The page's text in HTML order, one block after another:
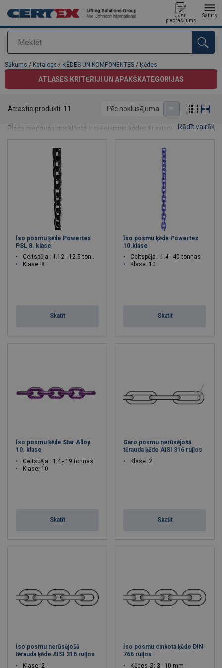
Meklēt
Jūsu
pieprasījums
Saturs
Pievienots jūsu pasūtījumam
Sākums / Katalogs / ĶĒDES UN KOMPONENTES / Ķēdes
ATLASES KRITĒRIJI UN APAKŠKATEGORIJAS
Plāša piedāvājuma klāstā ir pieejamas ķēdes kravu celšanai un
nostiprināšanai (kravas ķēdes) - rūdītas ķēdes, cinkotas ķēdes, kā
arī nerūsējošā tērauda ķēdes gan industriālam, gan privātam
pielietojumam. Ķēdes izturība ir norādīta tabulā. Celšanas ķēde -
īso posmu 8.klase, 10.klase un 12.klase. Apskatieties arī
savienojamās komponentes - gredzenus, savienojuma
gredzenus, āķus, cilpas.
Rādīt vairāk
Atrastie produkti: 11 Pēc noklusējuma
Īso posmu ķēde Powertex
PSL 8. klase
Celtspēja : 1.12 - 12.5 tonnas
Klase: 8
Skatīt
Īso posmu ķēde Powertex
10.klase
Celtspēja : 1.4 - 40 tonnas
Klase: 10
Skatīt
Īso posmu ķēde Star Alloy
10. klase
Celtspēja : 1.4 - 19 tonnas
Klase: 10
Skatīt
Garo posmu nerūsējošā
tērauda ķēde AISI 316 ruļļos
Klase: 2
Skatīt
Īso posmu nerūsējošā
tērauda ķēde AISI 316 ruļļos
Klase: 2
Īso posmu cinkota ķēde DIN
766 ruļļos
Ķēdes Ø: 3 - 10 mm